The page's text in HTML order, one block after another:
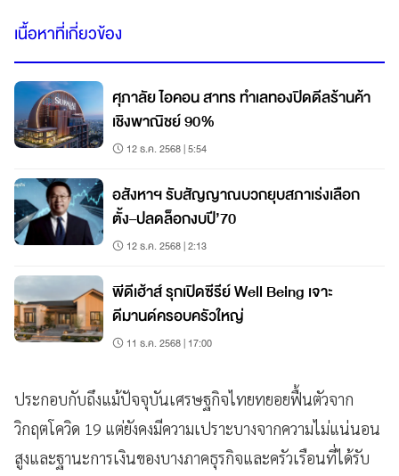
เนื้อหาที่เกี่ยวข้อง
ศุภาลัย ไอคอน สาทร ทำเลทองปิดดีลร้านค้า
เชิงพาณิชย์ 90%
12 ธ.ค. 2568 | 5:54
อสังหาฯ รับสัญญาณบวกยุบสภาเร่งเลือก
ตั้ง–ปลดล็อกงบปี’70
12 ธ.ค. 2568 | 2:13
พีดีเฮ้าส์ รุกเปิดซีรีย์ Well Being เจาะ
ดีมานด์ครอบครัวใหญ่
11 ธ.ค. 2568 | 17:00
ประกอบกับถึงแม้ปัจจุบันเศรษฐกิจไทยทยอยฟื้นตัวจาก
วิกฤตโควิด 19 แต่ยังคงมีความเปราะบางจากความไม่แน่นอน
สูงและฐานะการเงินของบางภาคธุรกิจและครัวเรือนที่ได้รับ